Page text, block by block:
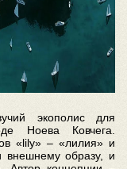
экополис для
Ноева Ковчега.
«lily» – «лилия» и
внешнему образу, и